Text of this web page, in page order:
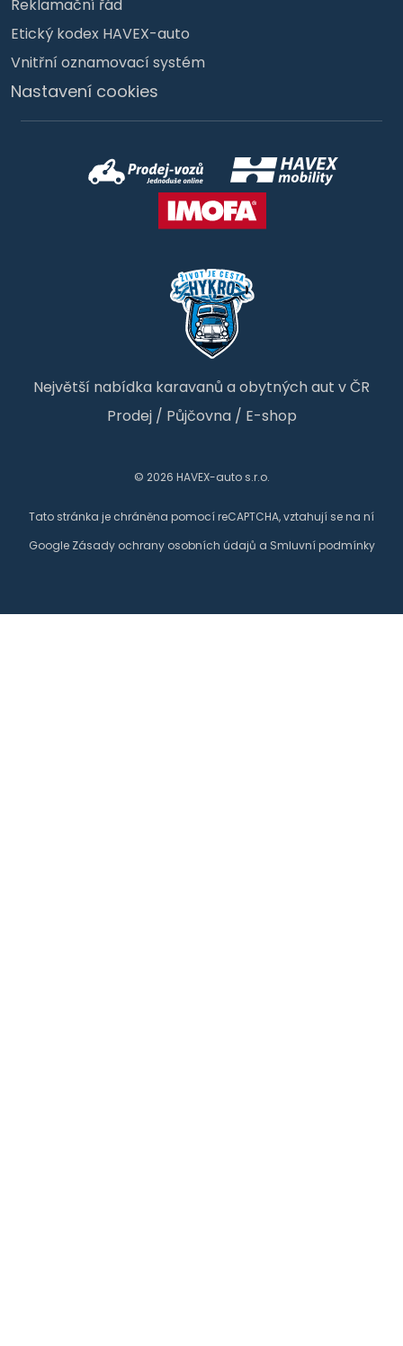
Reklamační řád
Etický kodex HAVEX-auto
Vnitřní oznamovací systém
Nastavení cookies
Největší nabídka karavanů a obytných aut v ČR
Prodej/ Půjčovna/ E-shop
© 2026 HAVEX-auto s.r.o.
Tato stránka je chráněna pomocí reCAPTCHA, vztahují se na ní
Google Zásady ochrany osobních údajů a Smluvní podmínky